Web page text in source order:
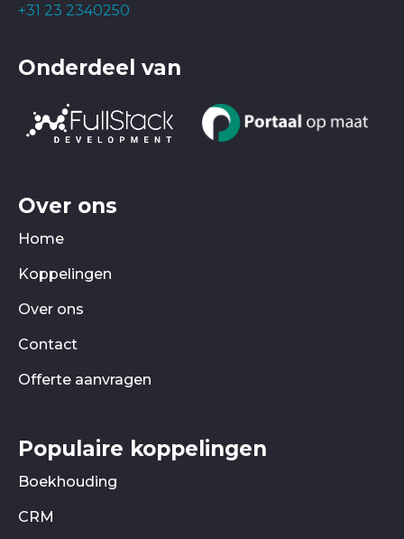
+31 23 2340250
Onderdeel van
Over ons
Home
Koppelingen
Over ons
Contact
Offerte aanvragen
Populaire koppelingen
Boekhouding
CRM